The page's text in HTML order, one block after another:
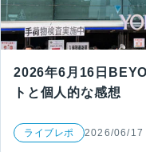
2026年6月16日
トと個人的な感想
ライブレポ 2026/06/17